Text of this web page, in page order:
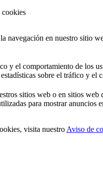
cookies
navegación en nuestro sitio
y el comportamiento de los
sobre el tráfico y el
sitios web o en sitios
para mostrar anuncios
visita nuestro Aviso de